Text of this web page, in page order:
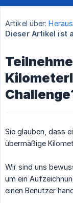
Artikel über:
Dieser Artikel ist
Sie glauben, dass
übermäßige
Wir sind uns
um ein
einen Benutzer